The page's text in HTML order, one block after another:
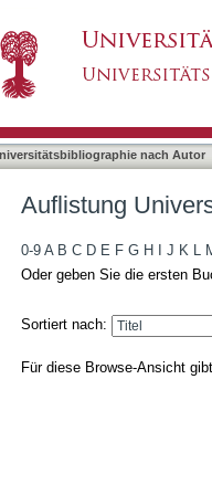
nach Autor
Auflistung
0-9 A B C D E F G H J K L
Oder geben Sie die ersten
Sortiert nach:
Für diese Browse-Ansicht